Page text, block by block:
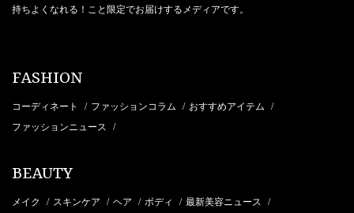
持ちよくなれる！こと限定でお届けするメディアです。
FASHION
コーディネート / ファッションコラム / おすすめアイテム /
ファッションニュース /
BEAUTY
メイク / スキンケア / ヘア / ボディ / 最新美容ニュース /